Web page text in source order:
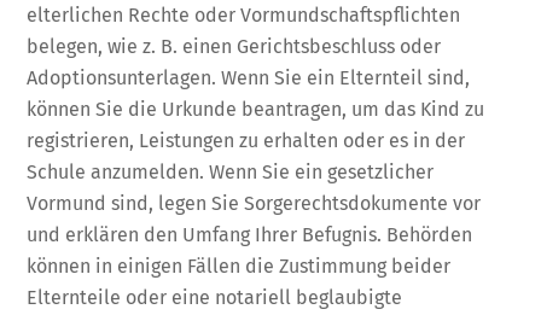
elterlichen Rechte oder Vormundschaftspflichten
belegen, wie z. B. einen Gerichtsbeschluss oder
Adoptionsunterlagen. Wenn Sie ein Elternteil sind,
können Sie die Urkunde beantragen, um das Kind zu
registrieren, Leistungen zu erhalten oder es in der
Schule anzumelden. Wenn Sie ein gesetzlicher
Vormund sind, legen Sie Sorgerechtsdokumente vor
und erklären den Umfang Ihrer Befugnis. Behörden
können in einigen Fällen die Zustimmung beider
Elternteile oder eine notariell beglaubigte